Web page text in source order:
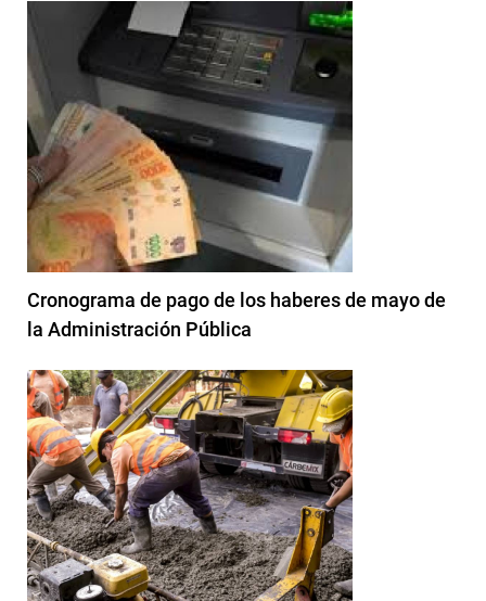
Cronograma de pago de los haberes de mayo de
la Administración Pública